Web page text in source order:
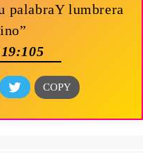
palabraY lumbrera